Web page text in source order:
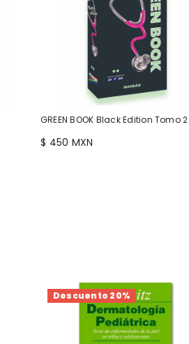
GREEN BOOK Black Edition Tomo 2
$ 450 MXN
Descuento 20%